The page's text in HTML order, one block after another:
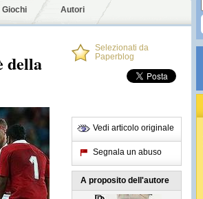
Giochi Autori
della
Selezionati da
Paperblog
Vedi articolo originale
Segnala un abuso
A proposito dell'autore